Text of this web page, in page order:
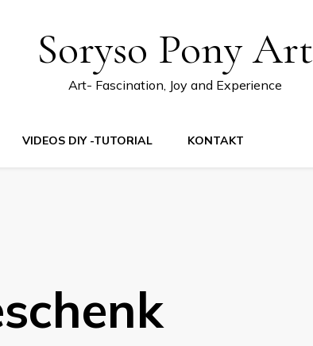
Soryso Pony Art
Art- Fascination, Joy and Experience
VIDEOS DIY -TUTORIAL KONTAKT